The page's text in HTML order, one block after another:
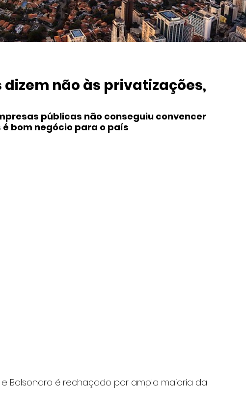
dizem não às privatizações,
públicas não conseguiu convencer
bom negócio para o país
Bolsonaro é rechaçado por ampla maioria da